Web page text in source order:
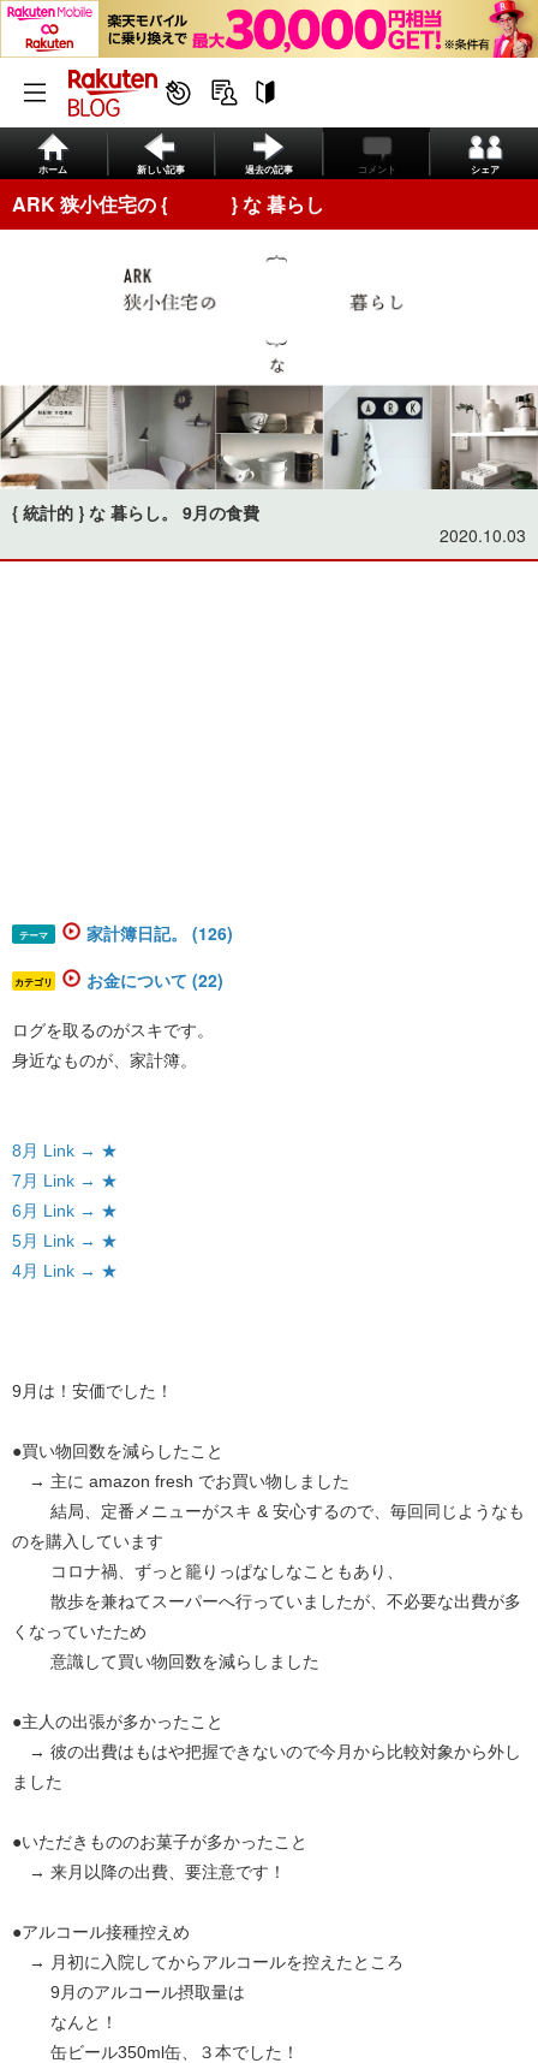
ホーム 新しい記事 過去の記事 コメント シェア
ARK 狭小住宅の { } な 暮らし
{ 統計的 } な 暮らし。 9月の食費
2020.10.03
テーマ 家計簿日記。 (126)
カテゴリ お金について (22)
ログを取るのがスキです。
身近なものが、家計簿。
8月 Link → ★
7月 Link → ★
6月 Link → ★
5月 Link → ★
4月 Link → ★
9月は！安価でした！
●買い物回数を減らしたこと
→ 主に amazon fresh でお買い物しました
結局、定番メニューがスキ & 安心するので、毎回同じようなも
のを購入しています
コロナ禍、ずっと籠りっぱなしなこともあり、
散歩を兼ねてスーパーへ行っていましたが、不必要な出費が多
くなっていたため
意識して買い物回数を減らしました
●主人の出張が多かったこと
→ 彼の出費はもはや把握できないので今月から比較対象から外し
ました
●いただきもののお菓子が多かったこと
→ 来月以降の出費、要注意です！
●アルコール接種控えめ
→ 月初に入院してからアルコールを控えたところ
9月のアルコール摂取量は
なんと！
缶ビール350ml缶、３本でした！